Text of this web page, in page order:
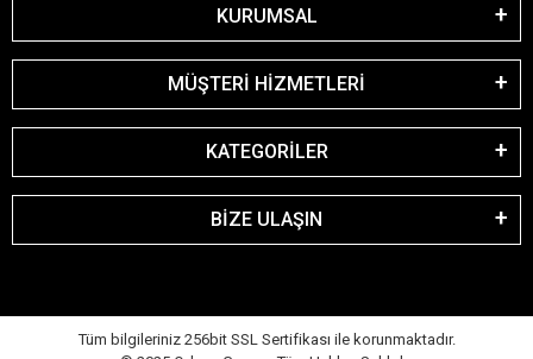
KURUMSAL
MÜŞTERİ HİZMETLERİ
KATEGORİLER
BİZE ULAŞIN
Tüm bilgileriniz 256bit SSL Sertifikası ile korunmaktadır.